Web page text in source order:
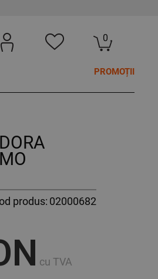
0
PROMOȚII
produs: 02000682
cu TVA